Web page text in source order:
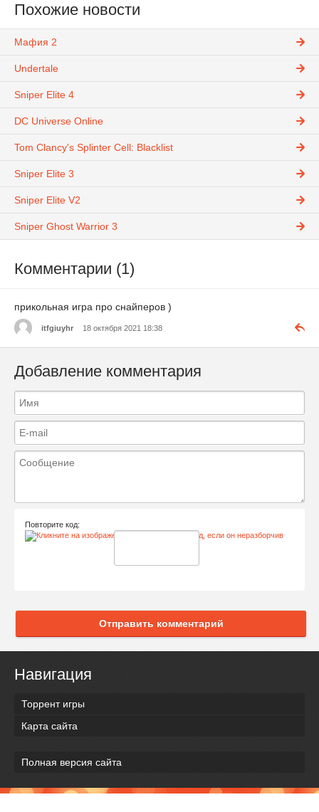
Похожие новости
Мафия 2
Undertale
Sniper Elite 4
DC Universe Online
Tom Clancy's Splinter Cell: Blacklist
Sniper Elite 3
Sniper Elite V2
Sniper Ghost Warrior 3
Комментарии (1)
прикольная игра про снайперов )
itfgiuyhr 18 октября 2021 18:38
Добавление комментария
Повторите код:
Отправить комментарий
Навигация
Торрент игры
Карта сайта
Полная версия сайта